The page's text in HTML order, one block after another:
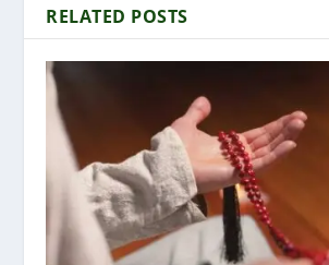
RELATED POSTS